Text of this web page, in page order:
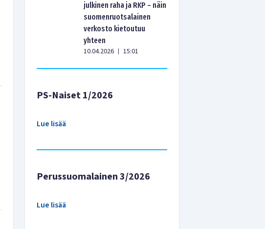
julkinen raha ja RKP – näin
suomenruotsalainen
verkosto kietoutuu
yhteen
10.04.2026 | 15:01
PS-Naiset 1/2026
Lue lisää
Perussuomalainen 3/2026
Lue lisää